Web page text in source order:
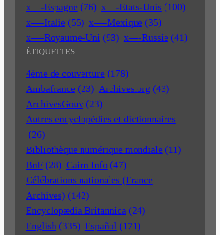
x—-Espagne (76) x—-Etats-Unis (100)
x—-Italie (55) x—-Mexique (35)
x—-Royaume-Uni (93) x—-Russie (41)
ÉTIQUETTES
4ème de couverture (178)
Ambafrance (23) Archives.org (43)
ArchivesGouv (23)
Autres encyclopédies et dictionnaires
(26)
Bibliothèque numérique mondiale (11)
BnF (28) Cairn Info (47)
Célébrations nationales (France
Archives) (142)
Encyclopædia Britannica (24)
English (335) Español (171)